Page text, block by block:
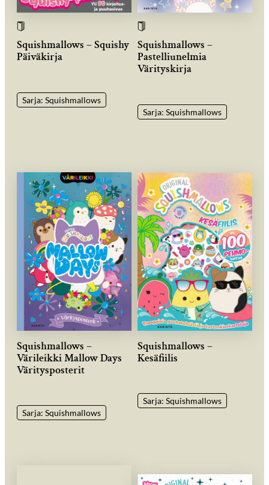
Squishmallows – Squishy
Päiväkirja
Sarja: Squishmallows
Squishmallows –
Pastelliunelmia
Värityskirja
Sarja: Squishmallows
Squishmallows –
Värileikki Mallow Days
Väritysposterit
Sarja: Squishmallows
Squishmallows –
Kesäfiilis
Sarja: Squishmallows